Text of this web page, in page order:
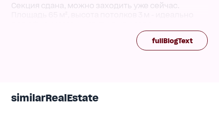
Секция сдана, можно заходить уже сейчас.
Состояние от застройщика, воплощай любую
Свет 15 кВт (можно увеличить) - подойдет даже
fullBlogText
similarRealEstate